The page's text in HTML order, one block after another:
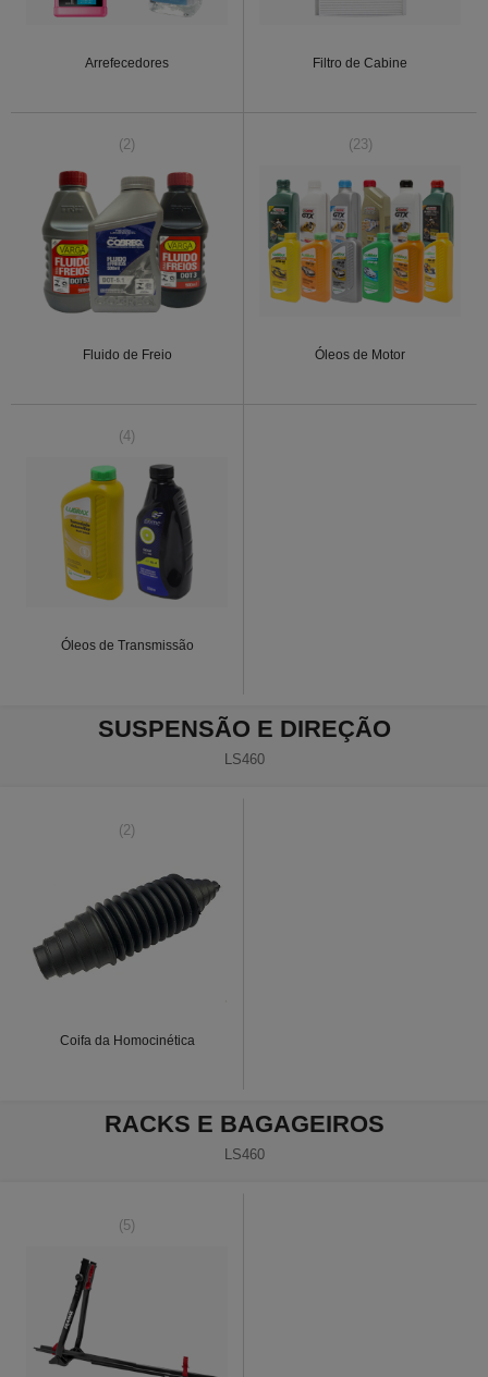
Arrefecedores Filtro de Cabine
(2)
Fluido de Freio
(23)
Óleos de Motor
(4)
Óleos de Transmissão
SUSPENSÃO E DIREÇÃO
LS460
(2)
Coifa da Homocinética
RACKS E BAGAGEIROS
LS460
(5)